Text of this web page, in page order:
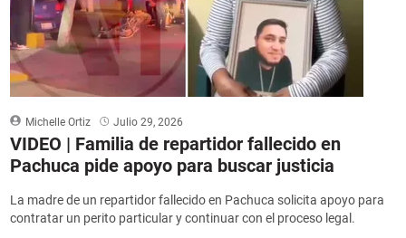
Michelle Ortiz Julio 29, 2026
VIDEO | Familia de repartidor fallecido en
Pachuca pide apoyo para buscar justicia
La madre de un repartidor fallecido en Pachuca solicita apoyo para
contratar un perito particular y continuar con el proceso legal.